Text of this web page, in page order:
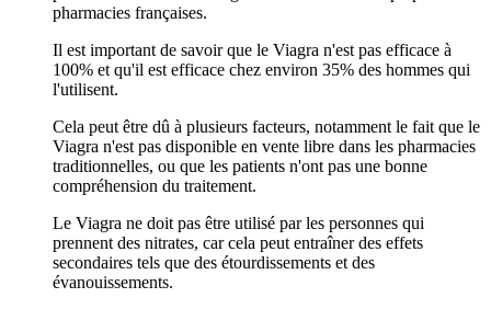
pharmacies françaises.
Il est important de savoir que le Viagra n'est pas efficace à
100% et qu'il est efficace chez environ 35% des hommes qui
l'utilisent.
Cela peut être dû à plusieurs facteurs, notamment le fait que le
Viagra n'est pas disponible en vente libre dans les pharmacies
traditionnelles, ou que les patients n'ont pas une bonne
compréhension du traitement.
Le Viagra ne doit pas être utilisé par les personnes qui
prennent des nitrates, car cela peut entraîner des effets
secondaires tels que des étourdissements et des
évanouissements.